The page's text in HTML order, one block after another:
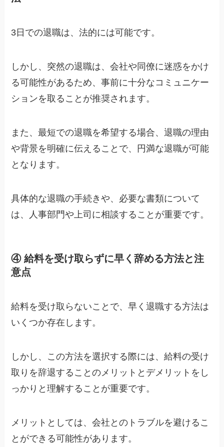
3日での退職は、法的には可能です。
しかし、突然の退職は、会社や同僚に迷惑をかけ
る可能性があるため、事前に十分なコミュニケー
ションを取ることが推奨されます。
また、最短での退職を希望する場合、退職の理由
や背景を明確に伝えることで、円満な退職が可能
となります。
具体的な退職の手続きや、必要な書類について
は、人事部門や上司に相談することが重要です。
④ 給料を受け取らずに早く辞める方法と注
意点
給料を受け取らないことで、早く退職する方法は
いくつか存在します。
しかし、この方法を選択する際には、給料の受け
取りを辞退することのメリットとデメリットをし
っかりと理解することが重要です。
メリットとしては、会社とのトラブルを避けるこ
とができる可能性があります。